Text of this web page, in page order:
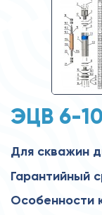
ЭЦВ 6-
Для скважин
Гарантийный
Особенности